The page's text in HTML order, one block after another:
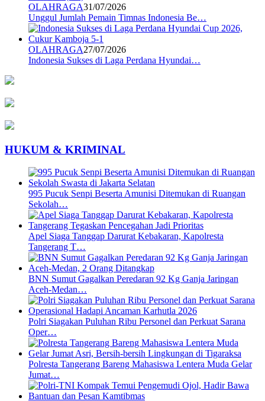
OLAHRAGA31/07/2026
Unggul Jumlah Pemain Timnas Indonesia Be…
OLAHRAGA27/07/2026
Indonesia Sukses di Laga Perdana Hyundai…
HUKUM & KRIMINAL
995 Pucuk Senpi Beserta Amunisi Ditemukan di Ruangan
Sekolah…
Apel Siaga Tanggap Darurat Kebakaran, Kapolresta
Tangerang T…
BNN Sumut Gagalkan Peredaran 92 Kg Ganja Jaringan
Aceh-Medan…
Polri Siagakan Puluhan Ribu Personel dan Perkuat Sarana
Oper…
Polresta Tangerang Bareng Mahasiswa Lentera Muda Gelar
Jumat…